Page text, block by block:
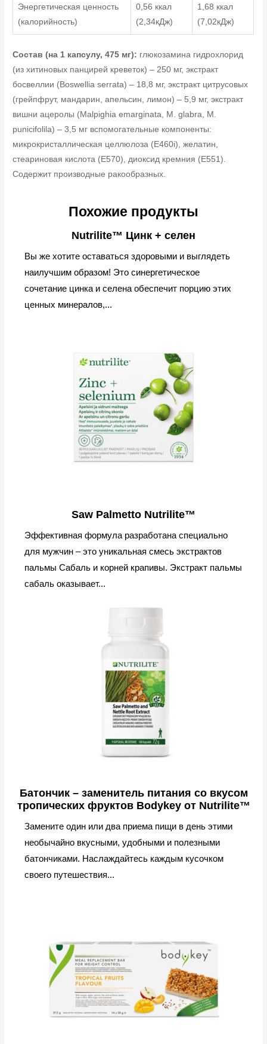
Энергетическая ценность
(калорийность)
0,56 ккал
(2,34кДж)
1,68 ккал
(7,02кДж)
Состав (на 1 капсулу, 475 мг): глюкозамина гидрохлорид
(из хитиновых панцирей креветок) – 250 мг, экстракт
босвеллии (Boswellia serrata) – 18,8 мг, экстракт цитрусовых
(грейпфрут, мандарин, апельсин, лимон) – 5,9 мг, экстракт
вишни ацеролы (Malpighia emarginata, M. glabra, M.
punicifolila) – 3,5 мг вспомогательные компоненты:
микрокристаллическая целлюлоза (E460i), желатин,
стеариновая кислота (E570), диоксид кремния (E551).
Содержит производные ракообразных.
Похожие продукты
Nutrilite™ Цинк + селен
Вы же хотите оставаться здоровыми и выглядеть
наилучшим образом! Это синергетическое
сочетание цинка и селена обеспечит порцию этих
ценных минералов,...
Saw Palmetto Nutrilite™
Эффективная формула разработана специально
для мужчин – это уникальная смесь экстрактов
пальмы Сабаль и корней крапивы. Экстракт пальмы
сабаль оказывает...
Батончик – заменитель питания со вкусом
тропических фруктов Bodykey от Nutrilite™
Замените один или два приема пищи в день этими
необычайно вкусными, удобными и полезными
батончиками. Наслаждайтесь каждым кусочком
своего путешествия...